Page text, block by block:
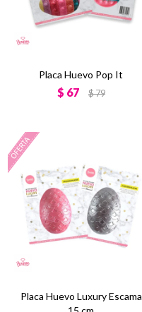
Placa Huevo Pop It
$ 67 $79
Placa Huevo Luxury Escama